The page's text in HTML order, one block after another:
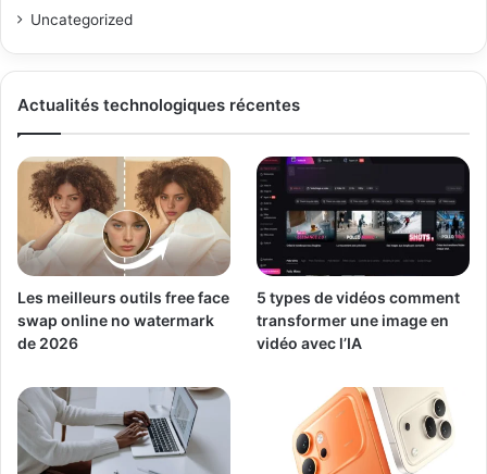
Uncategorized
Actualités technologiques récentes
Les meilleurs outils free face
swap online no watermark
de 2026
5 types de vidéos comment
transformer une image en
vidéo avec l’IA